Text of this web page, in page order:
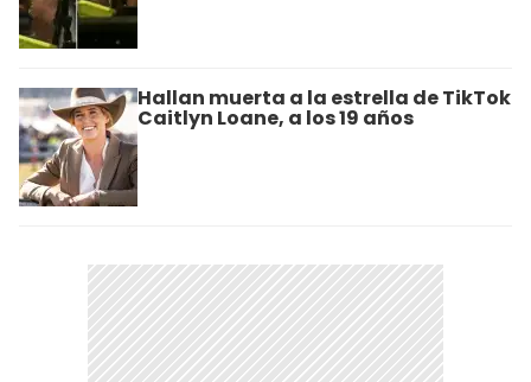
Hallan muerta a la estrella de TikTok
Caitlyn Loane, a los 19 años